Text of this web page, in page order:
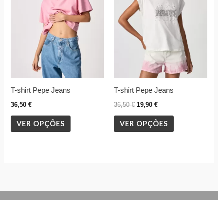
T-shirt Pepe Jeans
36,50€
VER OPÇÕES
variants.
The
options
may
be
chosen
product
page
T-shirt Pepe Jeans
36,50€ 19,90 €
VER OPÇÕES
variants.
The
options
may
be
chosen
on
product
page